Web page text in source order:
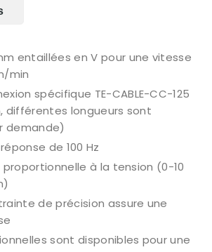
entaillées en V pour une vitesse
min
spécifique TE-CABLE-CC-125
différentes longueurs sont
demande)
de 100 Hz
proportionnelle à la tension (0-10
de précision assure une
sont disponibles pour une